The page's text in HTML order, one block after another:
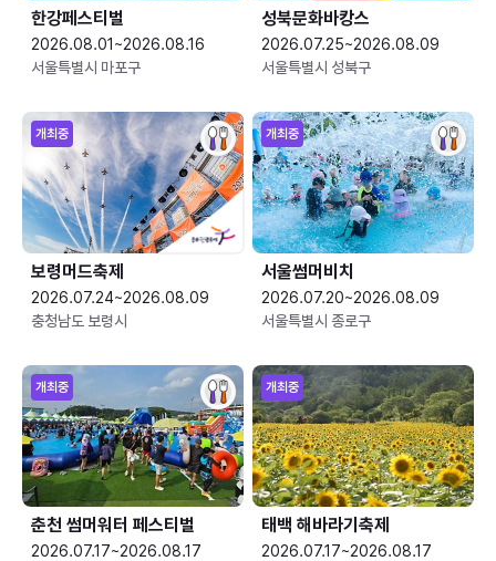
한강페스티벌
2026.08.01~2026.08.16
서울특별시 마포구
성북문화바캉스
2026.07.25~2026.08.09
서울특별시 성북구
개최중
보령머드축제
2026.07.24~2026.08.09
충청남도 보령시
개최중
서울썸머비치
2026.07.20~2026.08.09
서울특별시 종로구
개최중
춘천 썸머워터 페스티벌
2026.07.17~2026.08.17
개최중
태백 해바라기축제
2026.07.17~2026.08.17